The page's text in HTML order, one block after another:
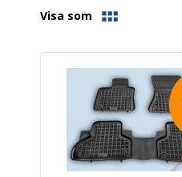
Visa som